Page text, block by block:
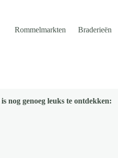
Rommelmarkten Braderieën
nog genoeg leuks te ontdekken: